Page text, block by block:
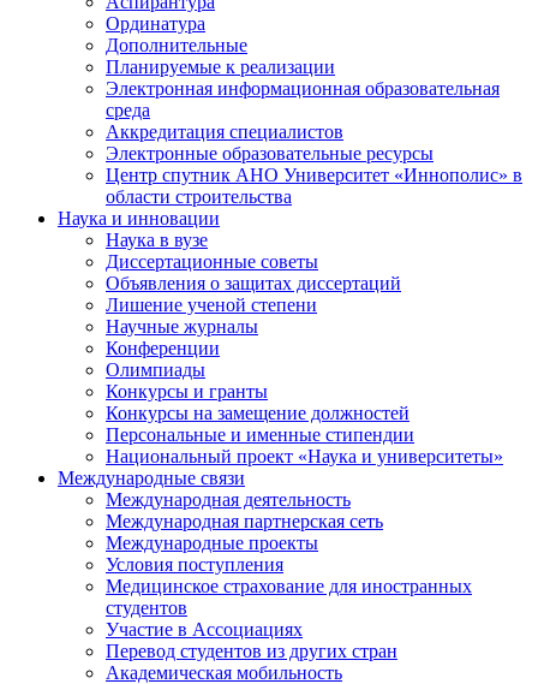
Ординатура
Дополнительные
Планируемые к реализации
Электронная информационная образовательная
среда
Аккредитация специалистов
Электронные образовательные ресурсы
Центр спутник АНО Университет «Иннополис» в
области строительства
Наука и инновации
Наука в вузе
Диссертационные советы
Объявления о защитах диссертаций
Лишение ученой степени
Научные журналы
Конференции
Олимпиады
Конкурсы и гранты
Конкурсы на замещение должностей
Персональные и именные стипендии
Национальный проект «Наука и университеты»
Международные связи
Международная деятельность
Международная партнерская сеть
Международные проекты
Условия поступления
Медицинское страхование для иностранных
студентов
Участие в Ассоциациях
Перевод студентов из других стран
Академическая мобильность